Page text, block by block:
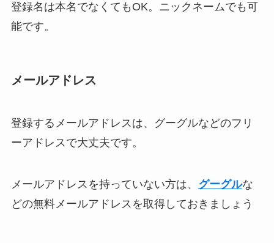
登録名は本名でなくてもOK。ニックネームでも可
能です。
メールアドレス
登録するメールアドレスは、グーグルなどのフリ
ーアドレスで大丈夫です。
メールアドレスを持っていない方は、 グーグルな
どの無料メールアドレスを取得しておきましょう